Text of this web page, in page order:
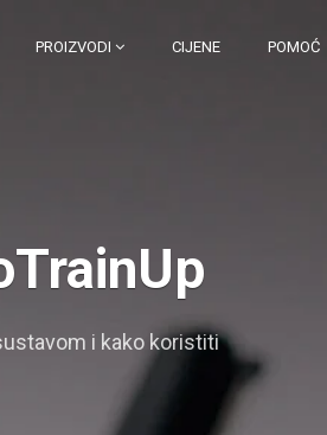
PROIZVODI CIJENE POMOĆ
i kako koristiti